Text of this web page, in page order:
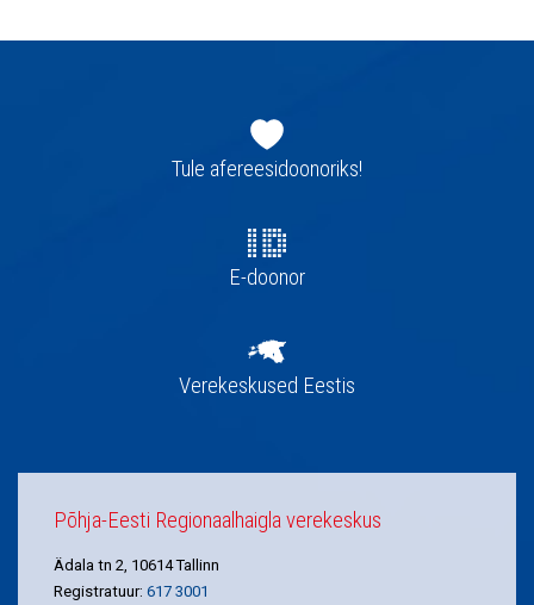
navigatsioonTule afereesidoonoriks!
E-doonor
Verekeskused Eestis
Põhja-Eesti Regionaalhaigla verekeskus
Ädala tn 2, 10614 Tallinn
Registratuur: 617 3001